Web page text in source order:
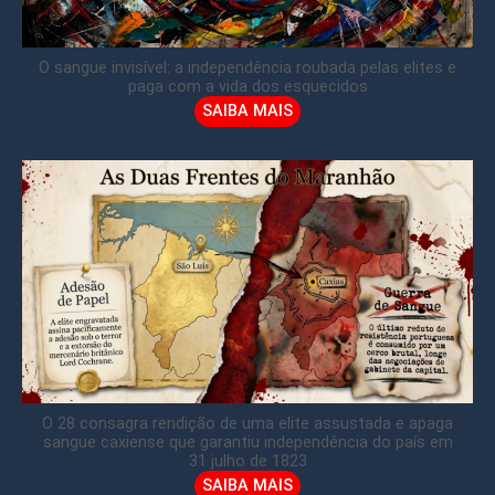
O sangue invisível: a independência roubada pelas elites e
paga com a vida dos esquecidos
SAIBA MAIS
O 28 consagra rendição de uma elite assustada e apaga
sangue caxiense que garantiu independência do país em
31 julho de 1823
SAIBA MAIS